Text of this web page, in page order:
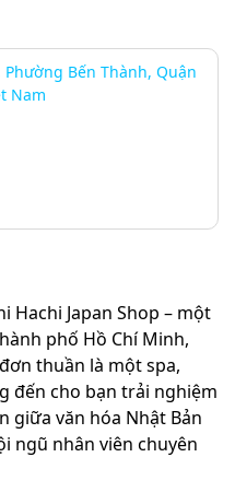
Bến Thành, Quận
Nam
Hachi Japan Shop – một
phố Hồ Chí Minh,
thuần là một spa,
đến cho bạn trải nghiệm
giữa văn hóa Nhật Bản
ngũ nhân viên chuyên